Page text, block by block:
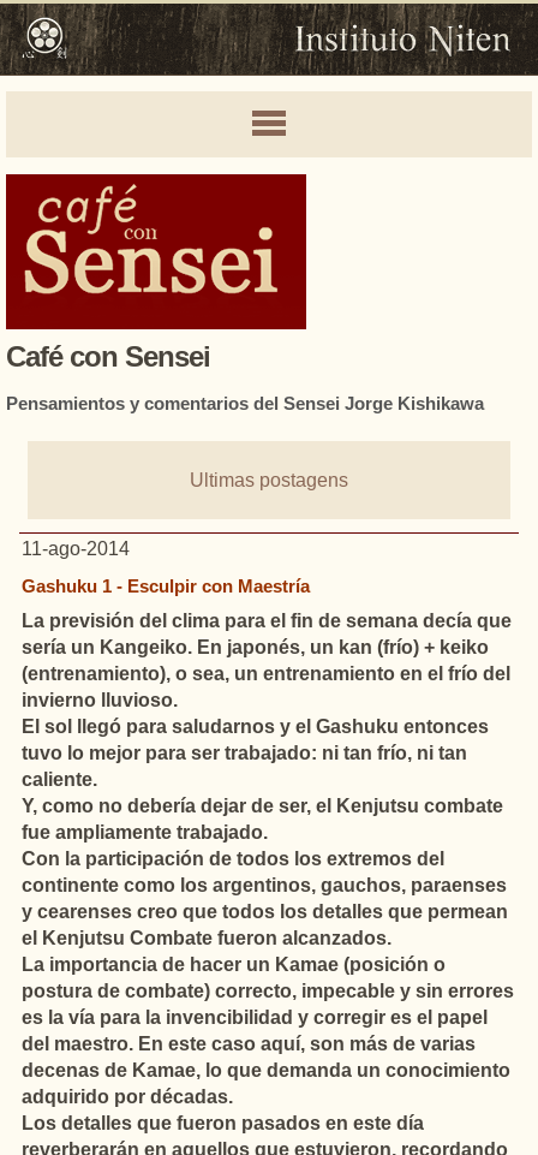
Café con Sensei
Pensamientos y comentarios del Sensei Jorge Kishikawa
Ultimas postagens
11-ago-2014
Gashuku 1 - Esculpir con Maestría
La previsión del clima para el fin de semana decía que
sería un Kangeiko. En japonés, un kan (frío) + keiko
(entrenamiento), o sea, un entrenamiento en el frío del
invierno lluvioso.
El sol llegó para saludarnos y el Gashuku entonces
tuvo lo mejor para ser trabajado: ni tan frío, ni tan
caliente.
Y, como no debería dejar de ser, el Kenjutsu combate
fue ampliamente trabajado.
Con la participación de todos los extremos del
continente como los argentinos, gauchos, paraenses
y cearenses creo que todos los detalles que permean
el Kenjutsu Combate fueron alcanzados.
La importancia de hacer un Kamae (posición o
postura de combate) correcto, impecable y sin errores
es la vía para la invencibilidad y corregir es el papel
del maestro. En este caso aquí, son más de varias
decenas de Kamae, lo que demanda un conocimiento
adquirido por décadas.
Los detalles que fueron pasados en este día
reverberarán en aquellos que estuvieron, recordando